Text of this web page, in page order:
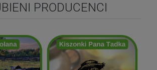
PRODUCENCI